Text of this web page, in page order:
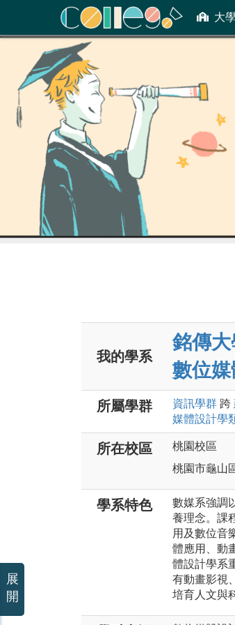
大
ColleGo! 大學選才與高中育才輔助系
我的學系
銘傳大
數位
所屬學群 資訊學群 跨
媒體設計學
所在校區
桃園校區
桃園市龜山
學系特色
數媒系強調
養理念。課
用及數位音
體應用、動
體設計學系
有動畫影視
培育人文與
展
開